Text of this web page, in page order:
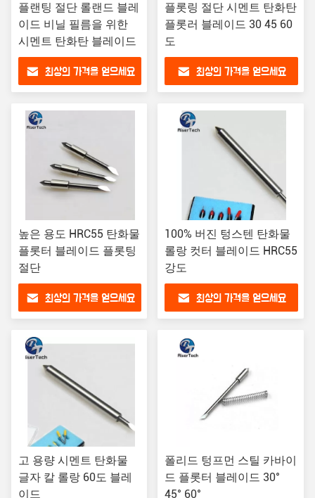
플랜팅 절단 롤랜드 블레
이드 비닐 필름을 위한
시멘트 탄화탄 블레이드
최상의 가격을 얻으세요
플롯링 절단 시멘트 탄화탄
플롯러 블레이드 30 45 60
도
최상의 가격을 얻으세요
높은 용도 HRC55 탄화물
플롯터 블레이드 플롯팅
절단
최상의 가격을 얻으세요
100% 버진 텅스텐 탄화물
롤랑 컷터 블레이드 HRC55
강도
최상의 가격을 얻으세요
고 용량 시멘트 탄화물
글자 칼 롤랑 60도 블레
이드
폴리드 텅프먼 스틸 카바이
드 플롯터 블레이드 30°
45° 60°